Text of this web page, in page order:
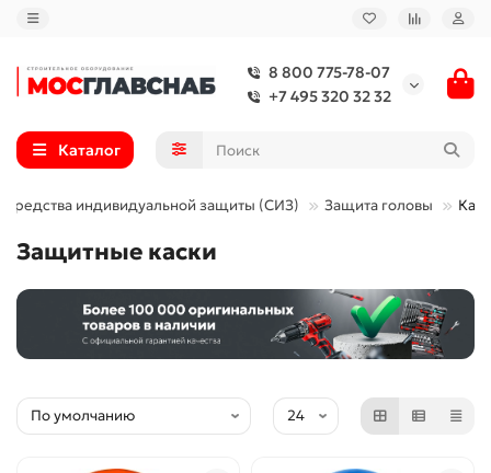
8 800 775-78-07
+7 495 320 32 32
Каталог
Средства индивидуальной защиты (СИЗ) Защита головы
Защитные каски